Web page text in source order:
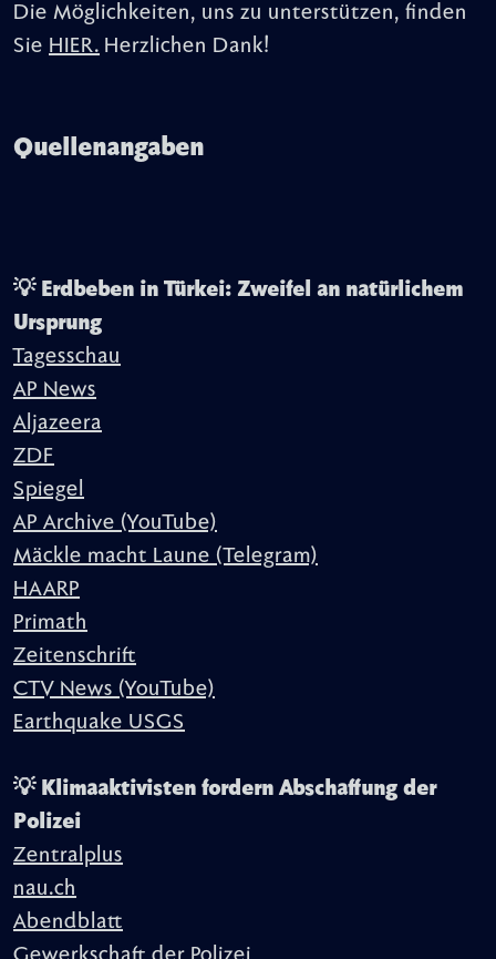
Die Möglichkeiten, uns zu unterstützen, finden
Sie HIER. Herzlichen Dank!
Quellenangaben
💡 Erdbeben in Türkei: Zweifel an natürlichem
Ursprung
Tagesschau
AP News
Aljazeera
ZDF
Spiegel
AP Archive (YouTube)
Mäckle macht Laune (Telegram)
HAARP
Primath
Zeitenschrift
CTV News (YouTube)
Earthquake USGS
💡 Klimaaktivisten fordern Abschaffung der
Polizei
Zentralplus
nau.ch
Abendblatt